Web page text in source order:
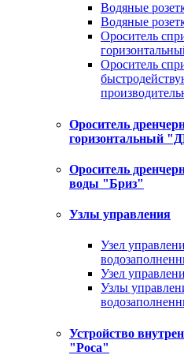
Водяные
Водяные
Ороситель
Ороситель
Ороситель
горизонтальный
Ороситель
воды "Бриз"
Узлы управления
Узел
Узел
Узлы
Устройство
"Роса"